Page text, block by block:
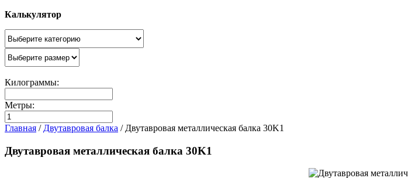
Калькулятор
Килограммы:
Метры:
Главная / Двутавровая балка / Двутавровая металлическая балка 30K1
Двутавровая металлическая балка 30K1